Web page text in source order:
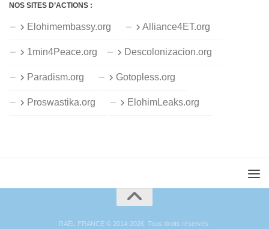
NOS SITES D’ACTIONS :
Elohimembassy.org Alliance4ET.org
1min4Peace.org Descolonizacion.org
Paradism.org Gotopless.org
Proswastika.org ElohimLeaks.org
RAËL FRANCE © 2014-2026. Tous droits réservés.